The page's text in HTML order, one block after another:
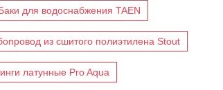
для водоснабжения TAEN
из сшитого полиэтилена Stout
латунные Pro Aqua